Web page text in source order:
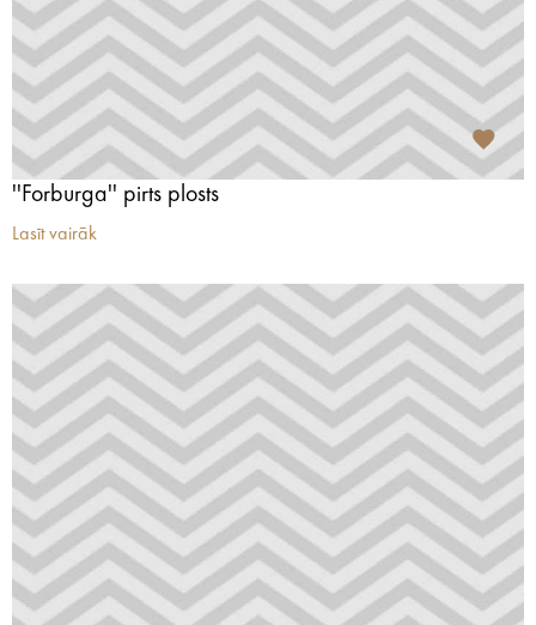
''Forburga'' pirts plosts
Lasīt vairāk